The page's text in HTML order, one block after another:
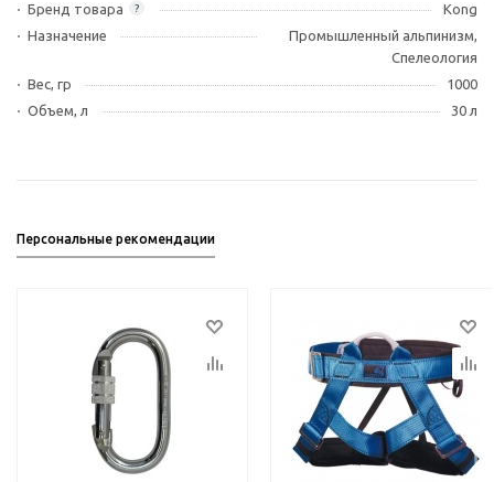
?
Бренд товара
Kong
Назначение
Промышленный альпинизм,
Спелеология
Вес, гр
1000
Объем, л
30 л
Персональные рекомендации